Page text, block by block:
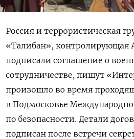
Россия и террористическая
«Талибан», контролирующая
подписали соглашение о
сотрудничестве, пишут
произошло во время
в Подмосковье
по безопасности. Детали
подписан после встречи